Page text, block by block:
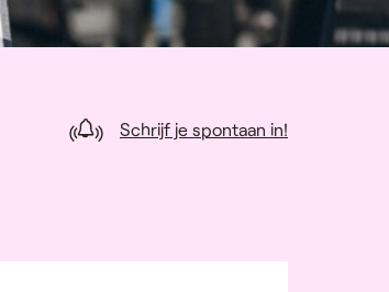
Schrijf je spontaan in!